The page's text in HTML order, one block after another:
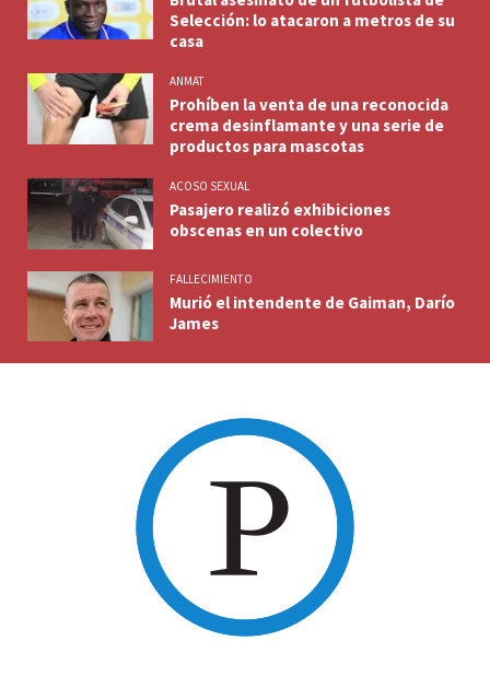
Selección: lo atacaron a metros de su
casa
ANMAT
Prohíben la venta de una reconocida
crema desinflamante y una serie de
productos para mascotas
ACOSO SEXUAL
Pasajero realizó exhibiciones
obscenas en un colectivo
FALLECIMIENTO
Murió el intendente de Gaiman, Darío
James